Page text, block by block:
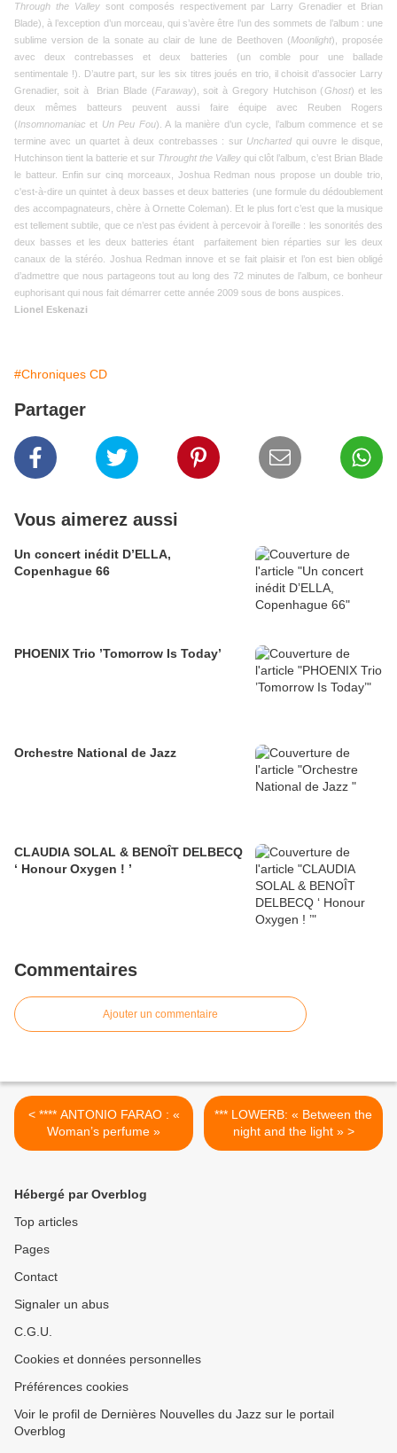
Through the Valleysont composés respectivement par Larry Grenadier et Brian
Blade), à l’exception d’un morceau, qui s’avère être l’un des sommets de l’album : une
sublime version de la sonate au clair de lune de Beethoven (Moonlight), proposée
avec deux contrebasses et deux batteries (un comble pour une ballade
sentimentale !). D’autre part, sur les six titres joués en trio, il choisit d’associer Larry
Grenadier, soit à
Brian Blade (Faraway), soit à Gregory Hutchison (Ghost) et les
deux mêmes batteurs peuvent aussi faire équipe avec Reuben Rogers
(Insomnomaniac et Un Peu Fou). A la manière d’un cycle, l’album commence et se
termine avec un quartet à deux contrebasses : sur Uncharted qui ouvre le disque,
Hutchinson tient la batterie et sur Throught the Valley qui clôt l’album, c’est Brian Blade
le batteur. Enfin sur cinq morceaux, Joshua Redman nous propose un double trio,
c'est-à-dire un quintet à deux basses et deux batteries (une formule du dédoublement
des accompagnateurs, chère à Ornette Coleman). Et le plus fort c’est que la musique
est tellement subtile, que ce n’est pas évident à percevoir à l’oreille : les sonorités des
deux basses et les deux batteries étant
parfaitement bien réparties sur les deux
canaux de la stéréo. Joshua Redman innove et se fait plaisir et l’on est bien obligé
d’admettre que nous partageons tout au long des 72 minutes de l’album, ce bonheur
euphorisant qui nous fait démarrer cette année 2009 sous de bons auspices.
Lionel Eskenazi
#Chroniques CD
Partager
Vous aimerez aussi
Un concert inédit D’ELLA,
Copenhague 66
PHOENIX Trio ’Tomorrow Is Today’
Orchestre National de Jazz
CLAUDIA SOLAL & BENOÎT DELBECQ
‘ Honour Oxygen ! ’
Commentaires
Ajouter un commentaire
< **** ANTONIO FARAO : «
Woman’s perfume »
*** LOWERB: « Between the
night and the light » >
Hébergé par Overblog
Top articles
Pages
Contact
Signaler un abus
C.G.U.
Cookies et données personnelles
Préférences cookies
Voir le profil de Dernières Nouvelles du Jazz sur le portail
Overblog